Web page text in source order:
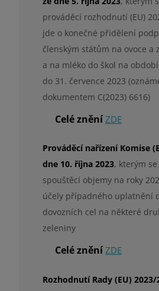
prováděcí rozhodnutí (EU)
jde o konečné přidělení
členským státům na ovoce a
a na mléko do škol na
do 31. července 2023
dokumentem C(2023) 6616)
Celé zněníZDE
Prováděcí nařízení Komise
dne 10. října 2023, kterým
spouštěcí objemy na roky
účely případného uplatnění
dovozních cel na některé
zeleniny
Celé zněníZDE
Rozhodnutí Rady (EU) 2023/